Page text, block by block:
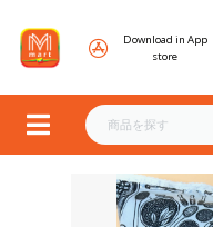
Download in App
store